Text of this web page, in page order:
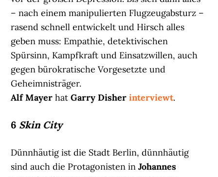
– nach einem manipulierten Flugzeugabsturz –
rasend schnell entwickelt und Hirsch alles
geben muss: Empathie, detektivischen
Spürsinn, Kampfkraft und Einsatzwillen, auch
gegen bürokratische Vorgesetzte und
Geheimnisträger.
Alf MayerhatGarry Disher interviewt.
6 Skin City
Dünnhäutig ist die Stadt Berlin, dünnhäutig
sind auch die Protagonisten inJohannes